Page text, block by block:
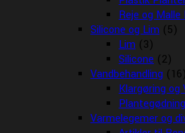
Reje og Malle
Silicone og Lim (5)
Lim (3)
Silicone (2)
Vandbehandling (16)
Klargøring og
Plantegødning
Varmelegemer og